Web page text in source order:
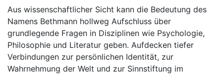
Aus wissenschaftlicher Sicht kann die Bedeutung des
Namens Bethmann hollweg Aufschluss über
grundlegende Fragen in Disziplinen wie Psychologie,
Philosophie und Literatur geben. Aufdecken tiefer
Verbindungen zur persönlichen Identität, zur
Wahrnehmung der Welt und zur Sinnstiftung im